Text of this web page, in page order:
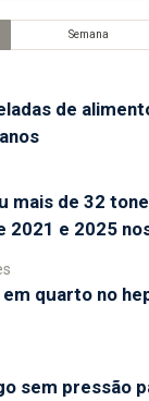
Semana
de
mais de 32
2021 e 2025
em quarto no
sem pressão